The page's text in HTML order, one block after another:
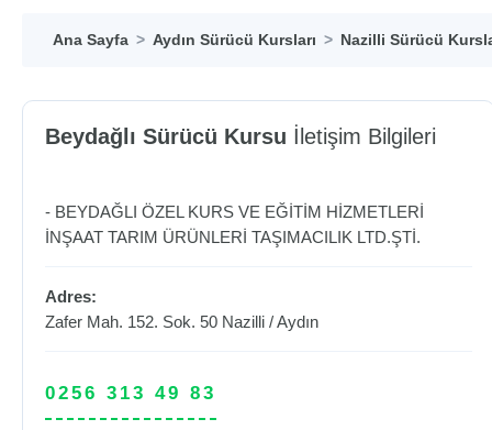
Ana Sayfa Aydın Sürücü Kursları Nazilli Sürücü
Beydağlı Sürücü Kursu İletişim Bilgileri
- BEYDAĞLI ÖZEL KURS VE EĞİTİM HİZMETLERİ
İNŞAAT TARIM ÜRÜNLERİ TAŞIMACILIK LTD.ŞTİ.
Adres:
Zafer Mah. 152. Sok. 50 Nazilli /Aydın
0256 313 49 83